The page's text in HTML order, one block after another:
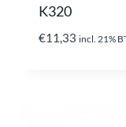
K320
€11,33 incl. 21%